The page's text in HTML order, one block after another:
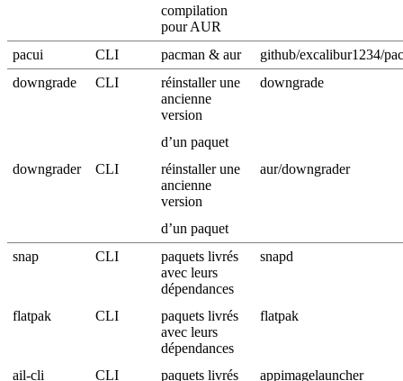
compilation
pour AUR
pacui CLI pacman & aur
github/excalibur1234/
downgrade
CLI
réinstaller une
ancienne
version
downgrade
d’un paquet
downgrader
CLI
réinstaller une
ancienne
version
aur/downgrader
d’un paquet
snap
CLI
paquets livrés
avec leurs
dépendances
snapd
flatpak CLI
paquets livrés
avec leurs
dépendances
flatpak
ail-cli CLI
paquets livrés
appimagelauncher